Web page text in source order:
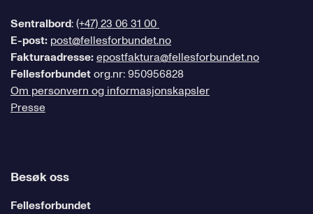
Sentralbord:(+47) 23 06 31 00
E-post: post@fellesforbundet.no
Fakturaadresse:epostfaktura@fellesforbundet.no
Fellesforbundetorg.nr: 950956828
Om personvern og informasjonskapsler
Presse
Besøk oss
Fellesforbundet